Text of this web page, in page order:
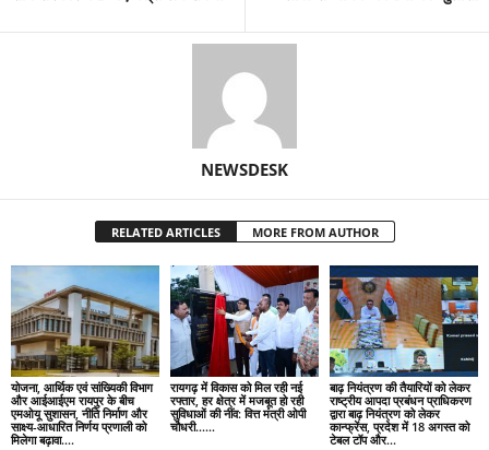
NEWSDESK
RELATED ARTICLES MORE FROM AUTHOR
योजना, आर्थिक एवं सांख्यिकी विभाग
और आईआईएम रायपुर के बीच
एमओयू सुशासन, नीति निर्माण और
साक्ष्य-आधारित निर्णय प्रणाली को
मिलेगा बढ़ावा….
रायगढ़ में विकास को मिल रही नई
रफ्तार, हर क्षेत्र में मजबूत हो रही
सुविधाओं की नींव: वित्त मंत्री ओपी
चौधरी……
बाढ़ नियंत्रण की तैयारियों को लेकर
राष्ट्रीय आपदा प्रबंधन प्राधिकरण
द्वारा बाढ़ नियंत्रण को लेकर
कान्फ्रेंस, प्रदेश में 18 अगस्त को
टेबल टॉप और...